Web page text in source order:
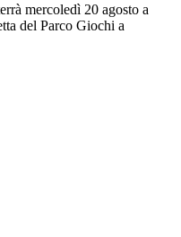
mercoledì 20 agosto a
del Parco Giochi a